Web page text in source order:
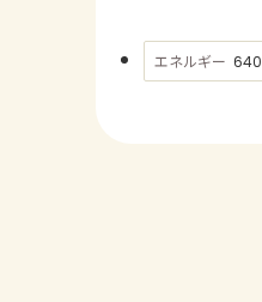
エネルギー 640